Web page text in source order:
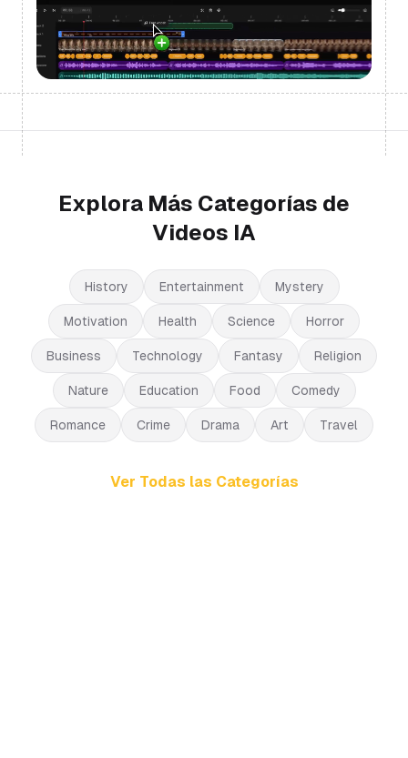
Explora Más Categorías de
Videos IA
History Entertainment Mystery
Motivation Health Science Horror
Business Technology Fantasy Religion
Nature Education Food Comedy
Romance Crime Drama Art Travel
Ver Todas las Categorías